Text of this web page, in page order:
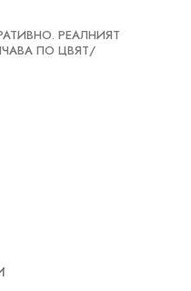
РЕАЛНИЯТ
ПО ЦВЯТ/